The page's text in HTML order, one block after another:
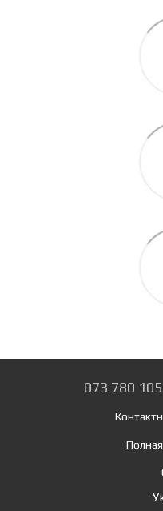
073 780